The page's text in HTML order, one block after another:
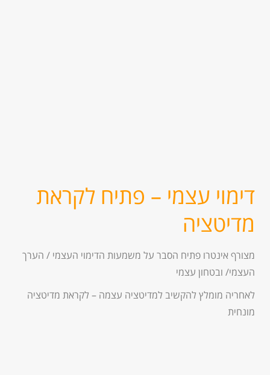
דימוי עצמי – פתיח לקראת
מדיטציה
מצורף אינטרו פתיח הסבר על משמעות הדימוי העצמי / הערך
העצמי/ ובטחון עצמי
לאחריה מומלץ להקשיב למדיטציה עצמה – לקראת מדיטציה
מונחית